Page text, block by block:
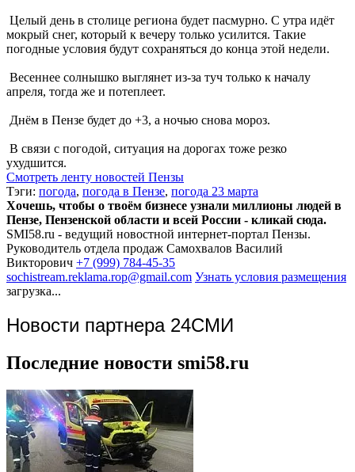
Целый день в столице региона будет пасмурно. С утра идёт
мокрый снег, который к вечеру только усилится. Такие
погодные условия будут сохраняться до конца этой недели.
Весеннее солнышко выглянет из-за туч только к началу
апреля, тогда же и потеплеет.
Днём в Пензе будет до +3, а ночью снова мороз.
В связи с погодой, ситуация на дорогах тоже резко
ухудшится.
Смотреть ленту новостей Пензы
Тэги: погода, погода в Пензе, погода 23 марта
Хочешь, чтобы о твоём бизнесе узнали миллионы людей в
Пензе, Пензенской области и всей России - кликай сюда.
SMI58.ru - ведущий новостной интернет-портал Пензы.
Руководитель отдела продаж Самохвалов Василий
Викторович +7 (999) 784-45-35
sochistream.reklama.rop@gmail.com Узнать условия размещения
загрузка...
Новости партнера 24СМИ
Последние новости smi58.ru